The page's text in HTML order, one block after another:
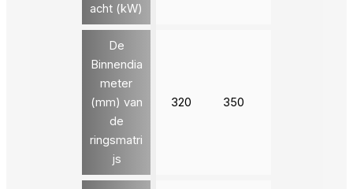
acht (kW)
De
Binnendia
meter
(mm) van
de
ringsmatri
js
320 350